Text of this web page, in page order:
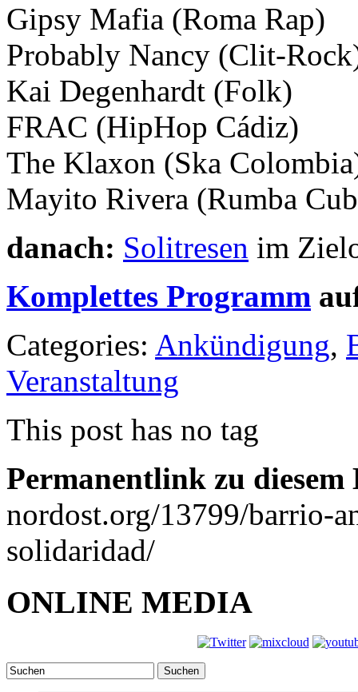
Gipsy Mafia (Roma Rap)
Probably Nancy (Clit-
Kai Degenhardt (Folk)
FRAC (HipHop Cádiz)
The Klaxon (Ska
Mayito Rivera (Rumba
danach: Solitresen im
Komplettes Programm
Categories: Ankündigung,
Veranstaltung
This post has no tag
Permanentlink zu
nordost.org/13799/barrio-
solidaridad/
ONLINE MEDIA
Suchen